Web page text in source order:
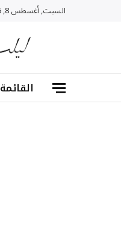
السبت, أغسطس 8, 2026
القائمة